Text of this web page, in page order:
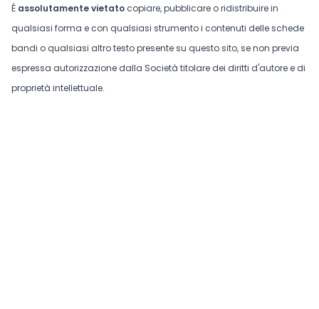
È assolutamente vietato copiare, pubblicare o ridistribuire in
qualsiasi forma e con qualsiasi strumento i contenuti delle schede
bandi o qualsiasi altro testo presente su questo sito, se non previa
espressa autorizzazione dalla Società titolare dei diritti d'autore e di
proprietà intellettuale.